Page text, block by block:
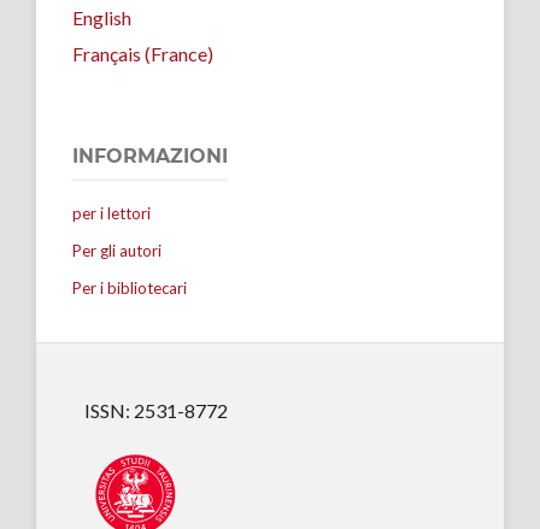
English
Français (France)
INFORMAZIONI
per i lettori
Per gli autori
Per i bibliotecari
ISSN: 2531-8772